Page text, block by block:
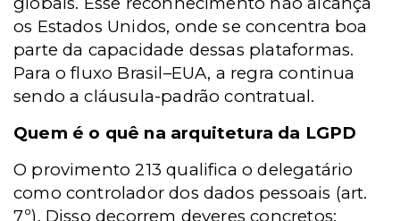
os Estados Unidos, onde se concentra boa
parte da capacidade dessas plataformas.
Para o fluxo Brasil–EUA, a regra continua
sendo a cláusula-padrão contratual.
Quem é o quê na arquitetura da LGPD
O provimento 213 qualifica o delegatário
como controlador dos dados pessoais (art.
7º). Disso decorrem deveres concretos: